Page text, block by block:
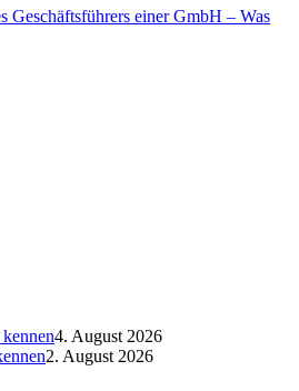
Geschäftsführers einer GmbH – Was
4. August 2026
2. August 2026